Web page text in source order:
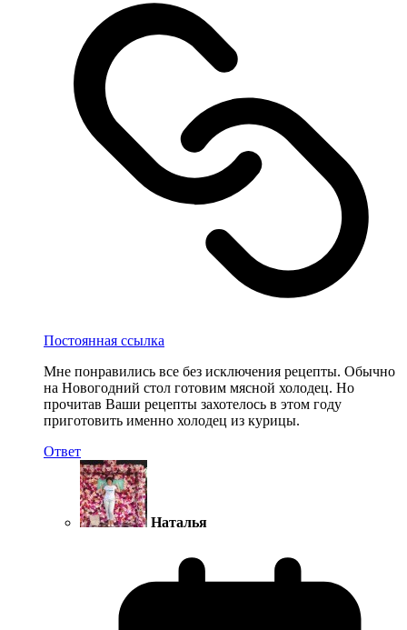
Постоянная ссылка
Мне понравились все без исключения рецепты. Обычно
на Новогодний стол готовим мясной холодец. Но
прочитав Ваши рецепты захотелось в этом году
приготовить именно холодец из курицы.
Ответ
Наталья